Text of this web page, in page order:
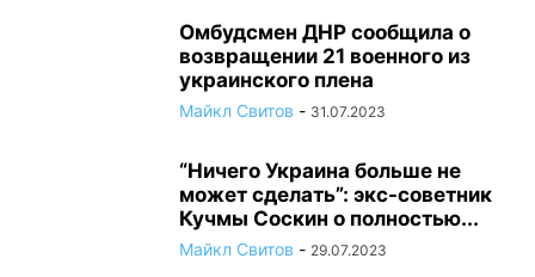
Омбудсмен ДНР сообщила о
возвращении 21 военного из
украинского плена
Майкл Свитов - 31.07.2023
“Ничего Украина больше не
может сделать”: экс-советник
Кучмы Соскин о полностью...
Майкл Свитов - 29.07.2023